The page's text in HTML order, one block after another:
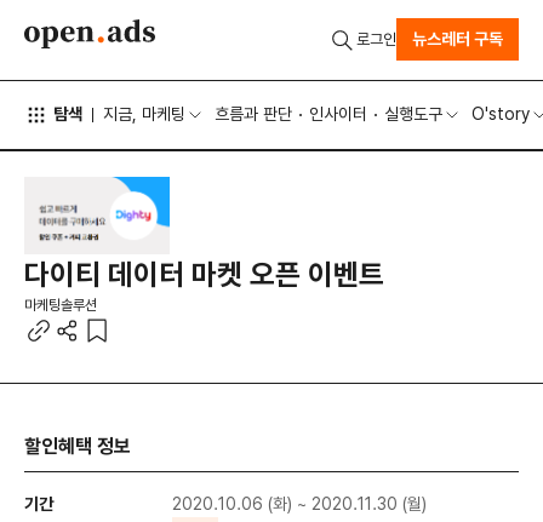
탐색 지금, 마케팅 흐름과 판단 인사이터 실행도구 O'story
로그인 뉴스레터 구독
다이티 데이터 마켓 오픈 이벤트
마케팅솔루션
할인혜택 정보
기간 2020.10.06 (화) ~ 2020.11.30 (월)